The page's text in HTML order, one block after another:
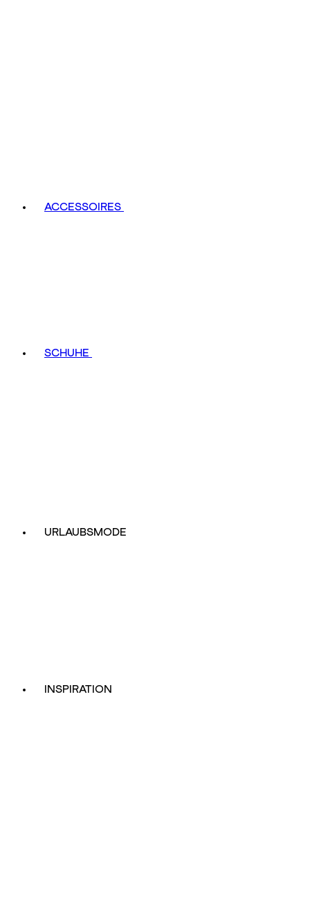
ACCESSOIRES
SCHUHE
URLAUBSMODE
INSPIRATION